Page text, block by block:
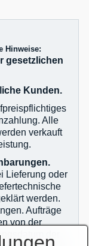
Hinweise:
gesetzlichen
Kunden.
Alle
verkauft
Lieferung oder
werden.
Aufträge
von der
der